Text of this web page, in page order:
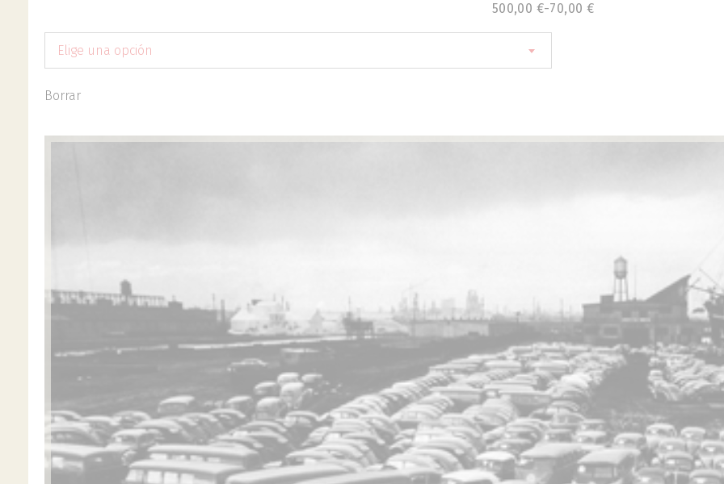
70,00 €
-
500,00 €
Elige una opción
Borrar